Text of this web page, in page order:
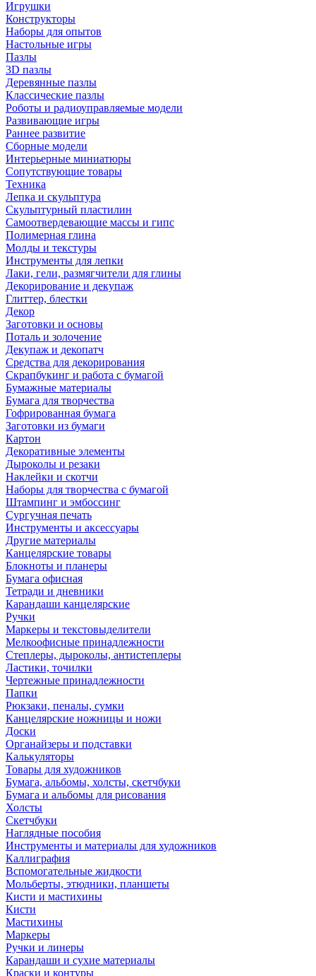
Игрушки
Конструкторы
Наборы для опытов
Настольные игры
Пазлы
3D пазлы
Деревянные пазлы
Классические пазлы
Роботы и радиоуправляемые модели
Развивающие игры
Раннее развитие
Сборные модели
Интерьерные миниатюры
Сопутствующие товары
Техника
Лепка и скульптура
Скульптурный пластилин
Самоотвердевающие массы и гипс
Полимерная глина
Молды и текстуры
Инструменты для лепки
Лаки, гели, размягчители для глины
Декорирование и декупаж
Глиттер, блестки
Декор
Заготовки и основы
Поталь и золочение
Декупаж и декопатч
Средства для декорирования
Скрапбукинг и работа с бумагой
Бумажные материалы
Бумага для творчества
Гофрированная бумага
Заготовки из бумаги
Картон
Декоративные элементы
Дыроколы и резаки
Наклейки и скотчи
Наборы для творчества с бумагой
Штампинг и эмбоссинг
Сургучная печать
Инструменты и аксессуары
Другие материалы
Канцелярские товары
Блокноты и планеры
Бумага офисная
Тетради и дневники
Карандаши канцелярские
Ручки
Маркеры и текстовыделители
Мелкоофисные принадлежности
Степлеры, дыроколы, антистеплеры
Ластики, точилки
Чертежные принадлежности
Папки
Рюкзаки, пеналы, сумки
Канцелярские ножницы и ножи
Доски
Органайзеры и подставки
Калькуляторы
Товары для художников
Бумага, альбомы, холсты, скетчбуки
Бумага и альбомы для рисования
Холсты
Скетчбуки
Наглядные пособия
Инструменты и материалы для художников
Каллиграфия
Вспомогательные жидкости
Мольберты, этюдники, планшеты
Кисти и мастихины
Кисти
Мастихины
Маркеры
Ручки и линеры
Карандаши и сухие материалы
Краски и контуры